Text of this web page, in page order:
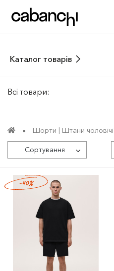
Каталог товарів
Всі товари:
Шорти | Штани чоловічі
Сортування
-40%